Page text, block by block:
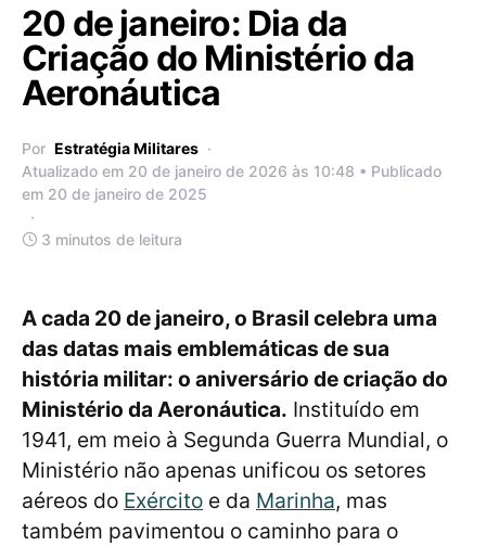
20 de janeiro: Dia da
Criação do Ministério da
Aeronáutica
Por Estratégia Militares
Atualizado em 20 de janeiro de 2026 às 10:48 • Publicado
em 20 de janeiro de 2025
3 minutos de leitura
A cada 20 de janeiro, o Brasil celebra uma
das datas mais emblemáticas de sua
história militar: o aniversário de criação do
Ministério da Aeronáutica. Instituído em
1941, em meio à Segunda Guerra Mundial, o
Ministério não apenas unificou os setores
aéreos do Exército e da Marinha, mas
também pavimentou o caminho para o